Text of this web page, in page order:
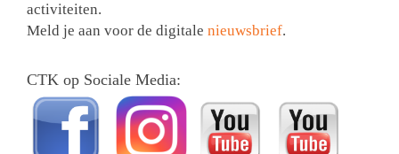
activiteiten.
Meld je aan voor de digitale nieuwsbrief.
CTK op Sociale Media: